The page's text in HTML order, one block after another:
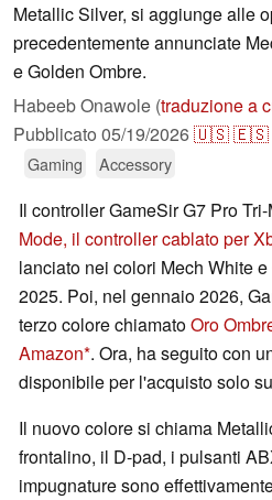
Metallic Silver, si aggiunge alle
precedentemente annunciate
e Golden Ombre.
Habeeb Onawole (traduzione a
Pubblicato 05/19/2026🇺🇸🇪🇸
Gaming Accessory
Il controller GameSir G7 Pro
Mode, il controller cablato per
lanciato nei colori Mech White e
2025. Poi, nel gennaio 2026,
terzo colore chiamatoOro
Amazon . Ora, ha seguito con
disponibile per l'acquisto solo
Il nuovo colore si chiama
frontalino, il D-pad, i pulsanti
impugnature sono